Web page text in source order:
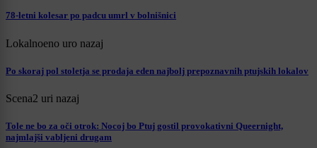
78-letni kolesar po padcu umrl v bolnišnici
Lokalnoeno uro nazaj
Po skoraj pol stoletja se prodaja eden najbolj prepoznavnih ptujskih lokalov
Scena2 uri nazaj
Tole ne bo za oči otrok: Nocoj bo Ptuj gostil provokativni Queernight,
najmlajši vabljeni drugam